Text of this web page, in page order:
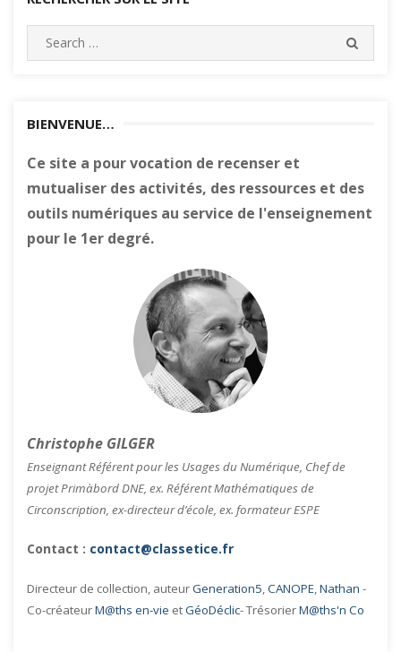
BIENVENUE…
Ce site a pour vocation de recenser et
mutualiser des activités, des ressources et des
outils numériques au service de l'enseignement
pour le 1er degré.
Christophe GILGER
Enseignant Référent pour les Usages du Numérique, Chef de
projet Primàbord DNE, ex. Référent Mathématiques de
Circonscription, ex-directeur d’école, ex. formateur ESPE
Contact : contact@classetice.fr
Directeur de collection, auteurGeneration5,CANOPE,Nathan -
Co-créateurM@ths en-vie etGéoDéclic- TrésorierM@ths'n Co